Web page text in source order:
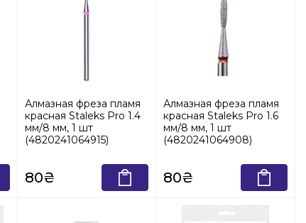
Алмазная фреза пламя
красная Staleks Pro 1.4
мм/8 мм, 1 шт
(4820241064915)
80₴
Алмазная фреза пламя
красная Staleks Pro 1.6
мм/8 мм, 1 шт
(4820241064908)
80₴